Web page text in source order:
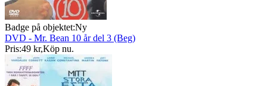
Badge på objektet:Ny
DVD - Mr. Bean 10 år del 3 (Beg)
Pris:49 kr,Köp nu.